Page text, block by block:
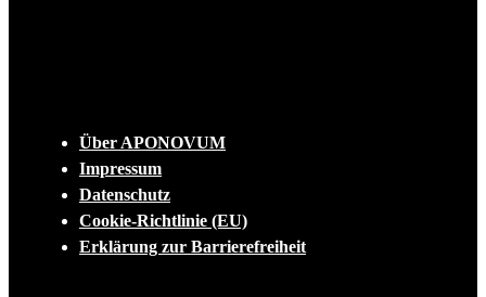
Über APONOVUM
Impressum
Datenschutz
Cookie-Richtlinie (EU)
Erklärung zur Barrierefreiheit